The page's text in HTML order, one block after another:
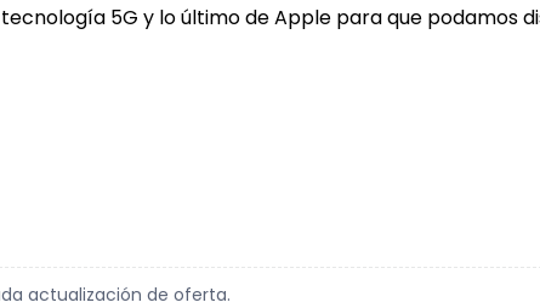
5G y lo último de Apple para que
actualización de oferta.